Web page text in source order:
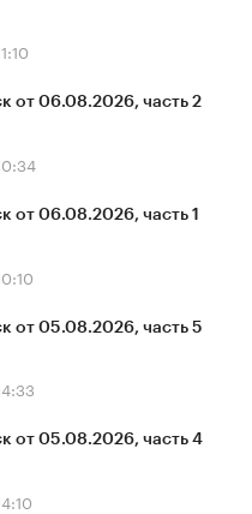
от 06.08.2026, часть 2
от 06.08.2026, часть 1
от 05.08.2026, часть 5
от 05.08.2026, часть 4